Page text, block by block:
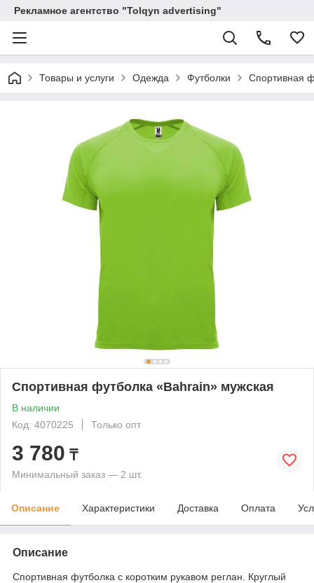
Рекламное агентство "Tolqyn advertising"
Товары и услуги Одежда Футболки Спортивная
Спортивная футболка «Bahrain» мужская
В наличии
Код: 4070225
Только опт
3 780 ₸
Минимальный заказ — 2 шт.
Описание Характеристики Доставка Оплата
Описание
Спортивная футболка с коротким рукавом реглан. Круглый